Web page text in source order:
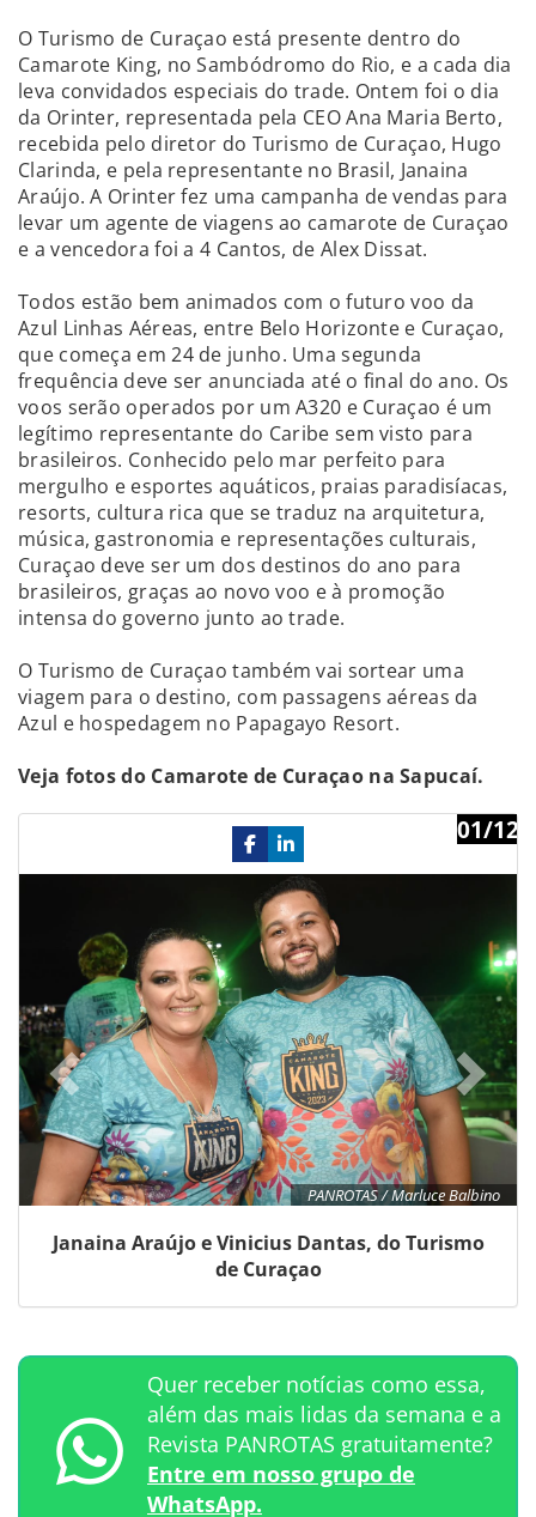
O Turismo de Curaçao está presente dentro do
Camarote King, no Sambódromo do Rio, e a cada dia
leva convidados especiais do trade. Ontem foi o dia
da Orinter, representada pela CEO Ana Maria Berto,
recebida pelo diretor do Turismo de Curaçao, Hugo
Clarinda, e pela representante no Brasil, Janaina
Araújo. A Orinter fez uma campanha de vendas para
levar um agente de viagens ao camarote de Curaçao
e a vencedora foi a 4 Cantos, de Alex Dissat.
Todos estão bem animados com o futuro voo da
Azul Linhas Aéreas, entre Belo Horizonte e Curaçao,
que começa em 24 de junho. Uma segunda
frequência deve ser anunciada até o final do ano. Os
voos serão operados por um A320 e Curaçao é um
legítimo representante do Caribe sem visto para
brasileiros. Conhecido pelo mar perfeito para
mergulho e esportes aquáticos, praias paradisíacas,
resorts, cultura rica que se traduz na arquitetura,
música, gastronomia e representações culturais,
Curaçao deve ser um dos destinos do ano para
brasileiros, graças ao novo voo e à promoção
intensa do governo junto ao trade.
O Turismo de Curaçao também vai sortear uma
viagem para o destino, com passagens aéreas da
Azul e hospedagem no Papagayo Resort.
Veja fotos do Camarote de Curaçao na Sapucaí.
PANROTAS / Marluce Balbino
01/12
Janaina Araújo e Vinicius Dantas, do Turismo
de Curaçao
Previous
Quer receber notícias como essa,
além das mais lidas da semana e a
Revista PANROTAS gratuitamente?
Entre em nosso grupo de
WhatsApp.